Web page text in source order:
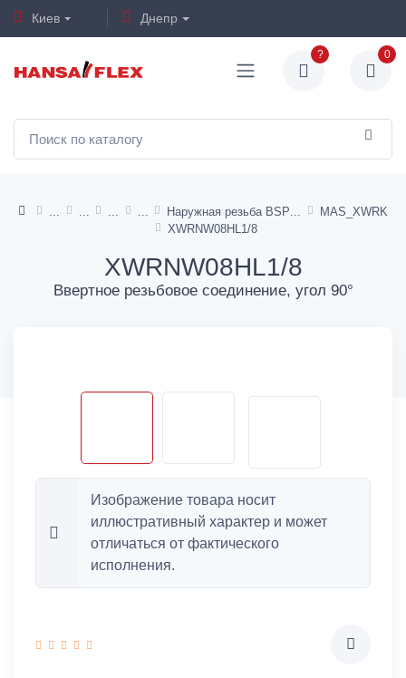
Киев Днепр
? 0
Наружная резьба BSP
MAS_XWRK
XWRNW08HL1/8
XWRNW08HL1/8
Ввертное резьбовое соединение, угол 90°
Изображение товара носит
иллюстративный характер и может
отличаться от фактического
исполнения.